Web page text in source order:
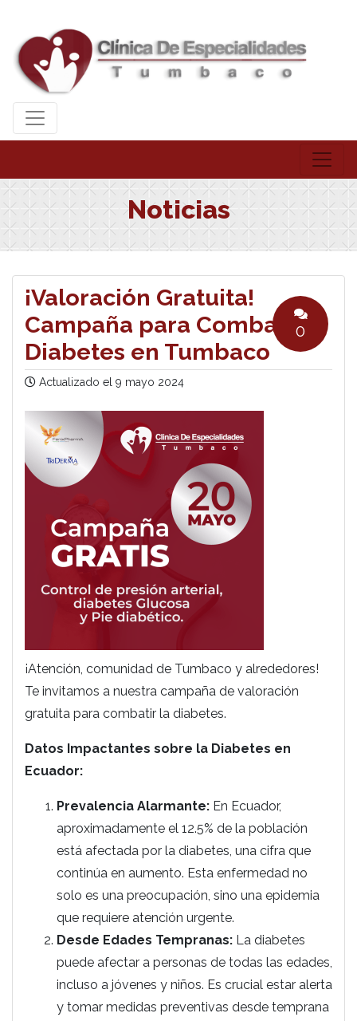
Noticias
¡Valoración Gratuita!
Campaña para Combatir la
Diabetes en Tumbaco
Actualizado el 9 mayo 2024
0
¡Atención, comunidad de Tumbaco y alrededores!
Te invitamos a nuestra campaña de valoración
gratuita para combatir la diabetes.
Datos Impactantes sobre la Diabetes en
Ecuador:
Prevalencia Alarmante: En Ecuador,
aproximadamente el 12.5% de la población
está afectada por la diabetes, una cifra que
continúa en aumento. Esta enfermedad no
solo es una preocupación, sino una epidemia
que requiere atención urgente.
Desde Edades Tempranas: La diabetes
puede afectar a personas de todas las edades,
incluso a jóvenes y niños. Es crucial estar alerta
y tomar medidas preventivas desde temprana